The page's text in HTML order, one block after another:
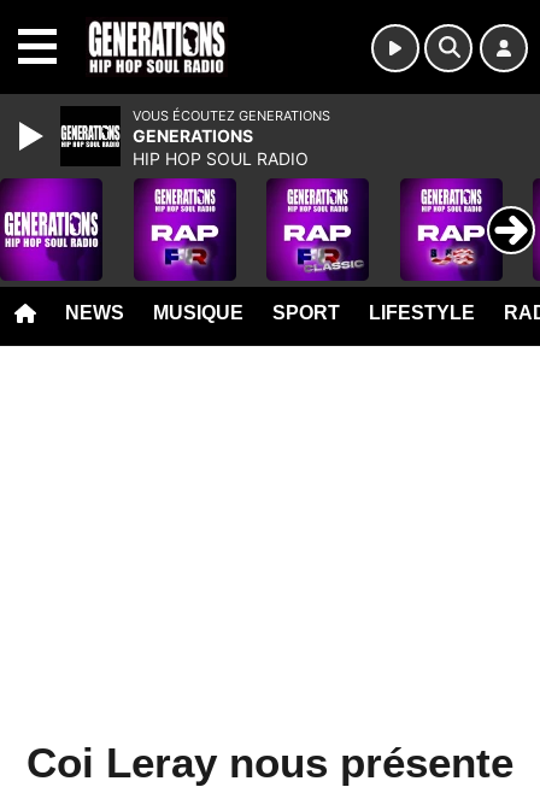
NEWS MUSIQUE SPORT LIFESTYLE
Coi Leray nous présente
VOUS ÉCOUTEZ GENERATIONS
GENERATIONS
HIP HOP SOUL RADIO